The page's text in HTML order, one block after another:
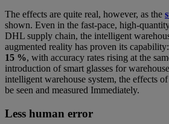
The effects are quite real, however, as the
shown. Even in the fast-pace, high-
DHL supply chain, the intelligent
augmented reality has proven its capability:
15 %, with accuracy rates rising at the
introduction of smart glasses for
intelligent warehouse system, the effects
be seen and measured Immediately.
Less human error